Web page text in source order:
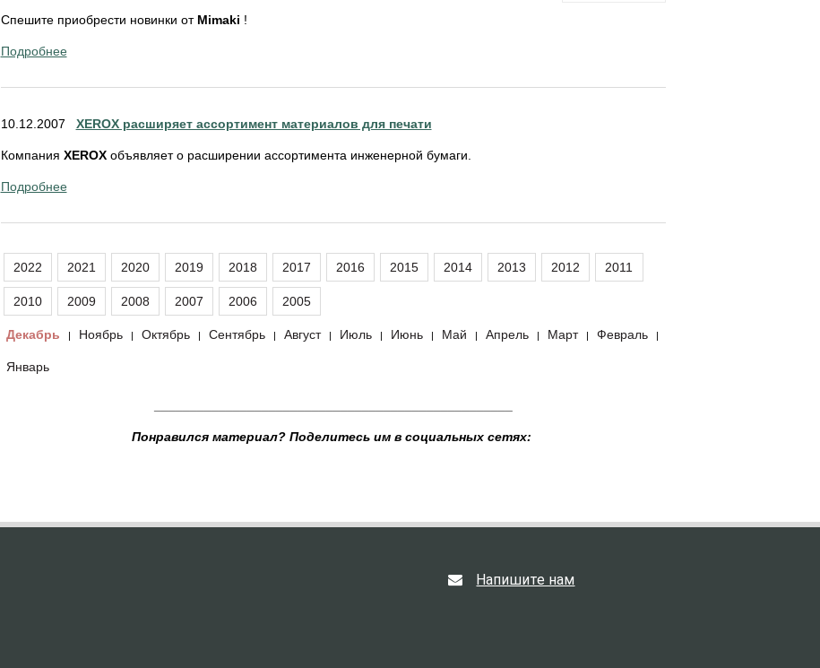
Спешите приобрести новинки от Mimaki !
Подробнее
10.12.2007 XEROX расширяет ассортимент материалов для печати
Компания XEROXобъявляет о расширении ассортимента инженерной бумаги.
Подробнее
2022 2021 2020 2019 2018 2017 2016 2015 2014 2013 2012 2011
2010 2009 2008 2007 2006 2005
Декабрь | Ноябрь | Октябрь | Сентябрь | Август | Июль | Июнь | Май | Апрель | Март | Февраль |
Январь
Понравился материал? Поделитесь им в социальных сетях:
Напишите нам